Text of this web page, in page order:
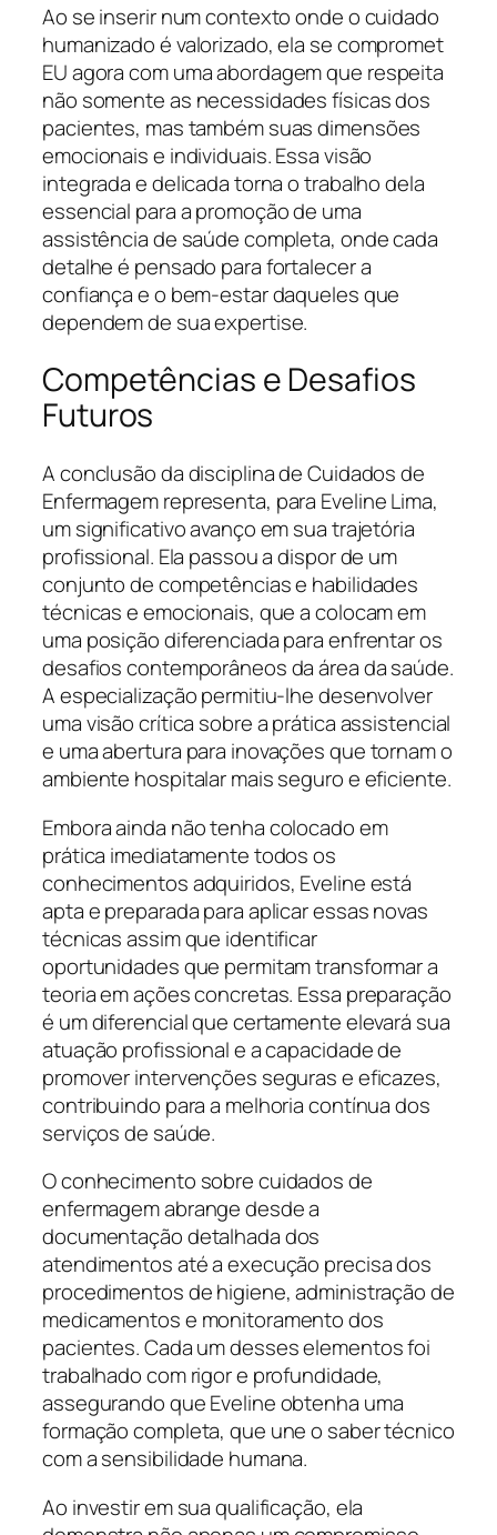
Ao se inserir num contexto onde o cuidado
humanizado é valorizado, ela se compromet
EU agora com uma abordagem que respeita
não somente as necessidades físicas dos
pacientes, mas também suas dimensões
emocionais e individuais. Essa visão
integrada e delicada torna o trabalho dela
essencial para a promoção de uma
assistência de saúde completa, onde cada
detalhe é pensado para fortalecer a
confiança e o bem-estar daqueles que
dependem de sua expertise.
Competências e Desafios
Futuros
A conclusão da disciplina de Cuidados de
Enfermagem representa, para Eveline Lima,
um significativo avanço em sua trajetória
profissional. Ela passou a dispor de um
conjunto de competências e habilidades
técnicas e emocionais, que a colocam em
uma posição diferenciada para enfrentar os
desafios contemporâneos da área da saúde.
A especialização permitiu-lhe desenvolver
uma visão crítica sobre a prática assistencial
e uma abertura para inovações que tornam o
ambiente hospitalar mais seguro e eficiente.
Embora ainda não tenha colocado em
prática imediatamente todos os
conhecimentos adquiridos, Eveline está
apta e preparada para aplicar essas novas
técnicas assim que identificar
oportunidades que permitam transformar a
teoria em ações concretas. Essa preparação
é um diferencial que certamente elevará sua
atuação profissional e a capacidade de
promover intervenções seguras e eficazes,
contribuindo para a melhoria contínua dos
serviços de saúde.
O conhecimento sobre cuidados de
enfermagem abrange desde a
documentação detalhada dos
atendimentos até a execução precisa dos
procedimentos de higiene, administração de
medicamentos e monitoramento dos
pacientes. Cada um desses elementos foi
trabalhado com rigor e profundidade,
assegurando que Eveline obtenha uma
formação completa, que une o saber técnico
com a sensibilidade humana.
Ao investir em sua qualificação, ela